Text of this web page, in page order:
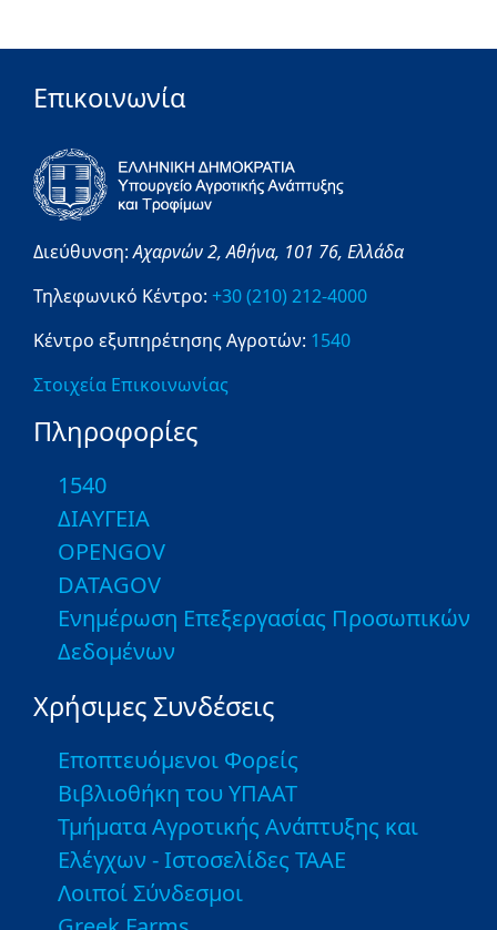
Επικοινωνία
Διεύθυνση:Αχαρνών 2,Αθήνα, 101 76, Ελλάδα
Τηλεφωνικό Κέντρο: +30 (210) 212-4000
Κέντρο εξυπηρέτησης Αγροτών: 1540
Στοιχεία Επικοινωνίας
Πληροφορίες
1540
ΔΙΑΥΓΕΙΑ
OPENGOV
DATAGOV
Ενημέρωση Επεξεργασίας Προσωπικών
Δεδομένων
Χρήσιμες Συνδέσεις
Εποπτευόμενοι Φορείς
Βιβλιοθήκη του ΥΠΑΑΤ
Τμήματα Αγροτικής Ανάπτυξης και
Ελέγχων - Ιστοσελίδες ΤΑΑΕ
Λοιποί Σύνδεσμοι